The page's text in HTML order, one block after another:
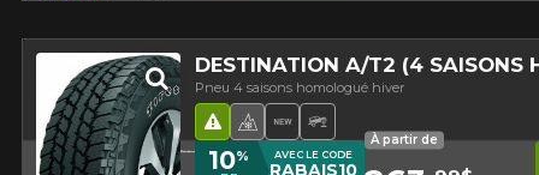
DESTINATION A/T2 (4 SAISONS
Pneu 4 saisons homologué hiver
Pneu 4 saisons homologué
Nouveau produit
Hasard routierPneu Hors-Route
10% AVEC LE CODE
RABAIS10
À partir de